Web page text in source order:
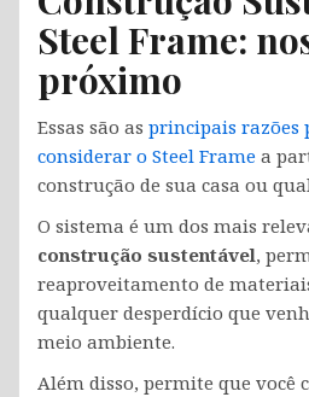
Steel Frame:
próximo
Essas são as principais razões
considerar o Steel Frame a
construção de sua casa ou
O sistema é um dos mais
construção sustentável,
reaproveitamento de
qualquer desperdício que
meio ambiente.
Além disso, permite que você